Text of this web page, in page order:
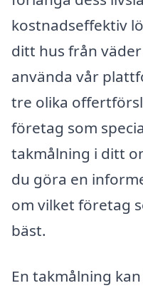
kostnadseffektiv
ditt hus från
använda vår
tre olika
företag som
takmålning i ditt
du göra en
om vilket företag
bäst.
En takmålning